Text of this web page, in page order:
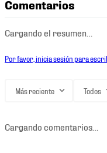
Comentarios
Cargando el resumen…
Por favor, inicia sesión para
Más reciente Todos
Cargando comentarios…